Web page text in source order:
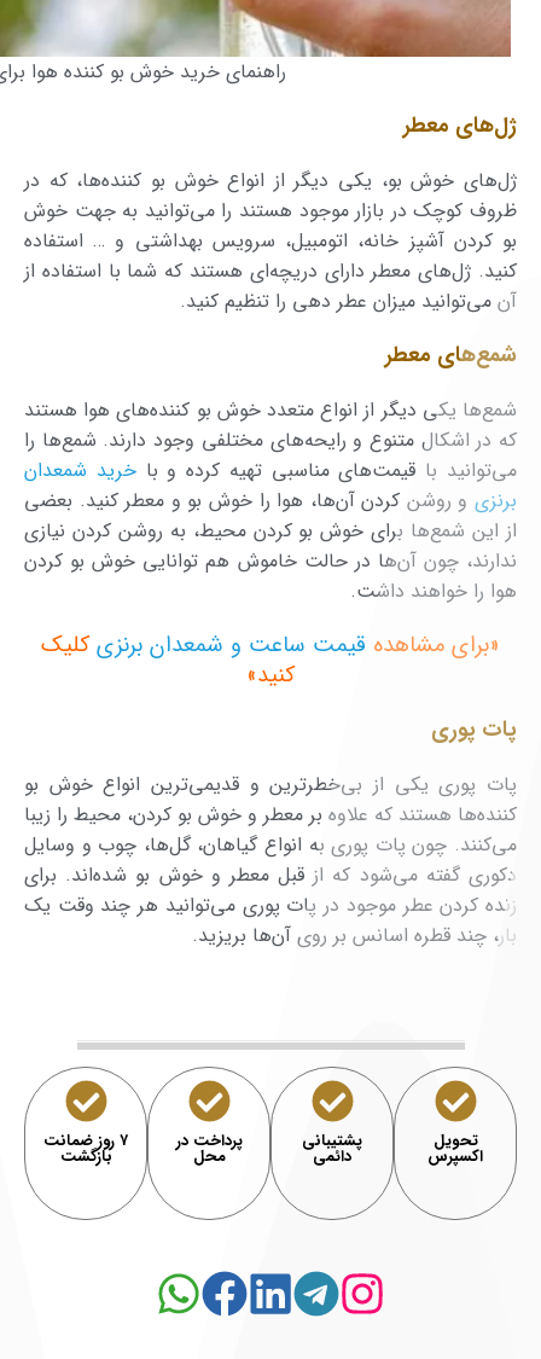
راهنمای خرید خوش بو کننده هوا
ژل‌های معطر
ژل‌های خوش بو، یکی دیگر از انواع خوش بو کننده‌ها، که در
ظروف کوچک در بازار موجود هستند را می‌توانید به جهت خوش
بو کردن آشپز خانه، اتومبیل، سرویس بهداشتی و … استفاده
کنید. ژل‌های معطر دارای دریچه‌ای هستند که شما با استفاده از
آن می‌توانید میزان عطر دهی را تنظیم کنید.
شمع‌های معطر
شمع‌ها یکی دیگر از انواع متعدد خوش بو کننده‌های هوا هستند
که در اشکال متنوع و رایحه‌های مختلفی وجود دارند. شمع‌ها را
می‌توانید با قیمت‌های مناسبی تهیه کرده و باخرید شمعدان
برنزی و روشن کردن آن‌ها، هوا را خوش بو و معطر کنید. بعضی
از این شمع‌ها برای خوش بو کردن محیط، به روشن کردن نیازی
ندارند، چون آن‌ها در حالت خاموش هم توانایی خوش بو کردن
هوا را خواهند داشت.
«برای مشاهده قیمت ساعت و شمعدان برنزیکلیک
کنید»
پات پوری
پات پوری یکی از بی‌خطر‌ترین و قدیمی‌ترین انواع خوش بو
کننده‌ها هستند که علاوه بر معطر و خوش بو کردن، محیط را زیبا
می‌کنند. چون پات پوری به انواع گیاهان، گل‌ها، چوب و وسایل
دکوری گفته می‌شود که از قبل معطر و خوش بو شده‌اند. برای
زنده کردن عطر موجود در پات پوری می‌توانید هر چند وقت یک
بار، چند قطره اسانس بر روی آن‌ها بریزید.
تحویل
اکسپرس
پشتیبانی
دائمی
پرداخت در
محل
۷ روز ضمانت
بازگشت